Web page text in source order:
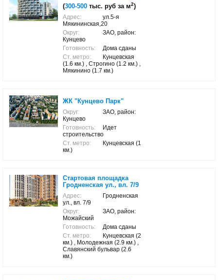
(300-500 тыс. руб за м2)
Адрес:
ул.5-я
Мякининская,20
Округ:
ЗАО, район:
Кунцево
Готовность:
Дома сданы
Ст. метро:
Кунцевская
(1.6 км.) , Строгино (1.2 км.) ,
Мякинино (1.7 км.)
ЖК "Кунцево Парк"
Округ:
ЗАО, район:
Кунцево
Готовность:
Идет
строительство
Ст. метро:
Кунцевская (1
км.)
Стартовая площадка
Гродненская ул., вл. 7/9
Адрес:
Гродненская
ул., вл. 7/9
Округ:
ЗАО, район:
Можайский
Готовность:
Дома сданы
Ст. метро:
Кунцевская (2
км.) , Молодежная (2.9 км.) ,
Славянский бульвар (2.6
км.)